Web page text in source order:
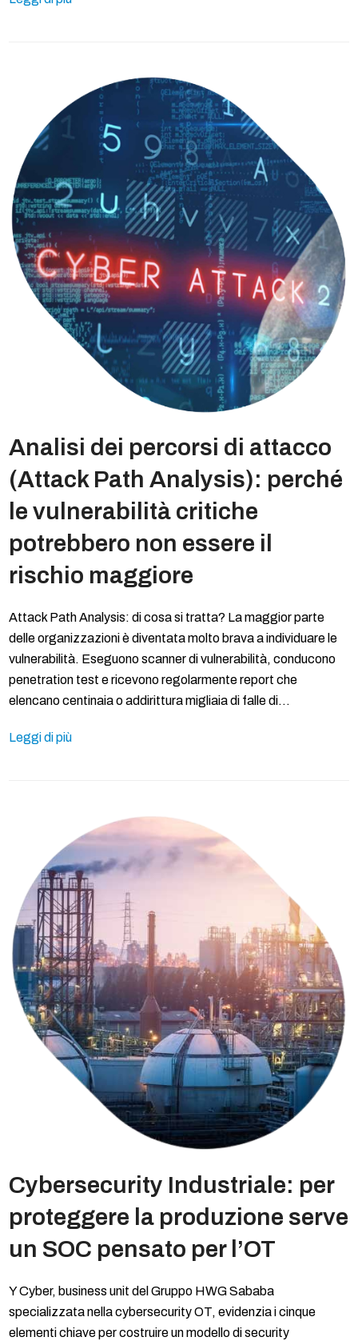
Analisi dei percorsi di attacco
(Attack Path Analysis): perché
le vulnerabilità critiche
potrebbero non essere il
rischio maggiore
Attack Path Analysis: di cosa si tratta? La maggior parte
delle organizzazioni è diventata molto brava a individuare le
vulnerabilità. Eseguono scanner di vulnerabilità, conducono
penetration test e ricevono regolarmente report che
elencano centinaia o addirittura migliaia di falle di…
Leggi di più
Cybersecurity Industriale: per
proteggere la produzione serve
un SOC pensato per l’OT
Y Cyber, business unit del Gruppo HWG Sababa
specializzata nella cybersecurity OT, evidenzia i cinque
elementi chiave per costruire un modello di security